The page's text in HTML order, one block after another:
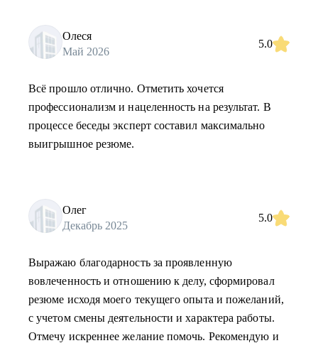
Олеся
Май 2026
5.0
Всё прошло отлично. Отметить хочется
профессионализм и нацеленность на результат. В
процессе беседы эксперт составил максимально
выигрышное резюме.
Олег
Декабрь 2025
5.0
Выражаю благодарность за проявленную
вовлеченность и отношению к делу, сформировал
резюме исходя моего текущего опыта и пожеланий,
с учетом смены деятельности и характера работы.
Отмечу искреннее желание помочь. Рекомендую и